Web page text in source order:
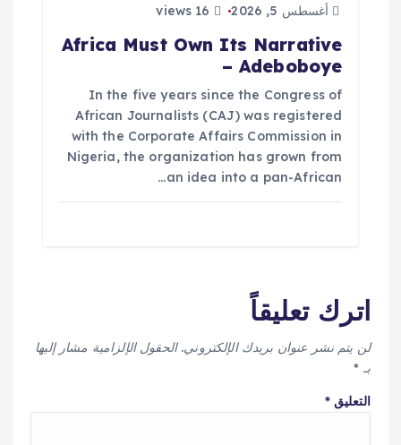
أغسطس 5, 2026
Africa Must Own Its Narrative
– Adeboboye
In the five years since the Congress of
African Journalists (CAJ) was registered
with the Corporate Affairs Commission in
Nigeria, the organization has grown from
an idea into a pan-African…
اترك تعليقاً
لن يتم نشر عنوان بريدك الإلكتروني. الحقول الإلزامية مشار إليها
بـ *
التعليق*